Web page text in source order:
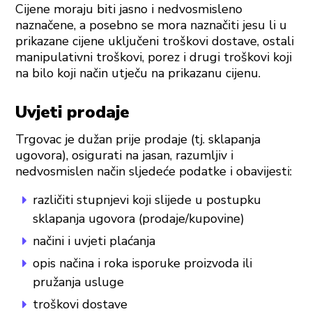
Cijene moraju biti jasno i nedvosmisleno
naznačene, a posebno se mora naznačiti jesu li u
prikazane cijene uključeni troškovi dostave, ostali
manipulativni troškovi, porez i drugi troškovi koji
na bilo koji način utječu na prikazanu cijenu.
Uvjeti prodaje
Trgovac je dužan prije prodaje (tj. sklapanja
ugovora), osigurati na jasan, razumljiv i
nedvosmislen način sljedeće podatke i obavijesti:
različiti stupnjevi koji slijede u postupku
sklapanja ugovora (prodaje/kupovine)
načini i uvjeti plaćanja
opis načina i roka isporuke proizvoda ili
pružanja usluge
troškovi dostave